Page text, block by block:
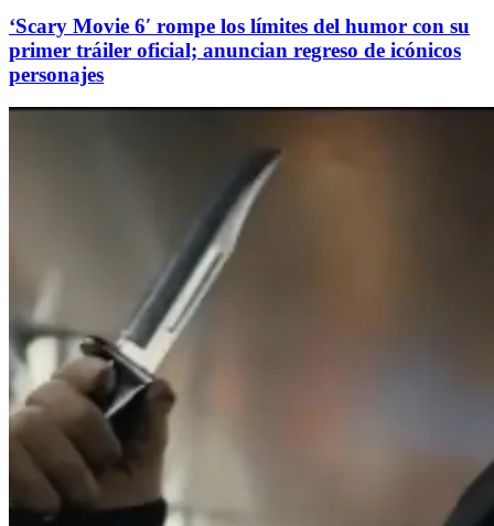
‘Scary Movie 6′ rompe los límites del humor con su
primer tráiler oficial; anuncian regreso de icónicos
personajes